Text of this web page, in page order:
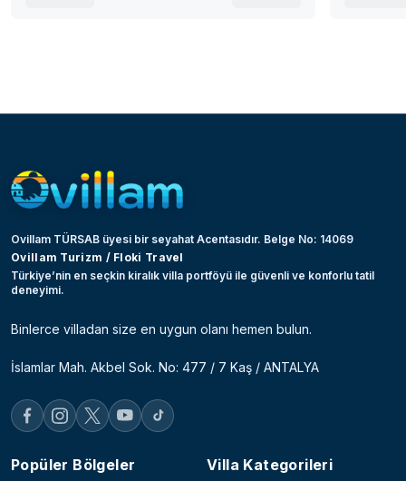
Ovillam TÜRSAB üyesi bir seyahat Acentasıdır. Belge No: 14069
Ovillam Turizm / Floki Travel
Türkiye’nin en seçkin kiralık villa portföyü ile güvenli ve konforlu tatil
deneyimi.
Binlerce villadan size en uygun olanı hemen bulun.
İslamlar Mah. Akbel Sok. No: 477 / 7 Kaş / ANTALYA
Popüler Bölgeler Villa Kategorileri